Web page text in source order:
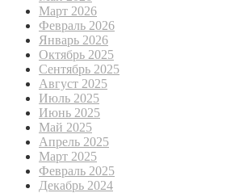
Март 2026
Февраль 2026
Январь 2026
Октябрь 2025
Сентябрь 2025
Август 2025
Июль 2025
Июнь 2025
Май 2025
Апрель 2025
Март 2025
Февраль 2025
Декабрь 2024